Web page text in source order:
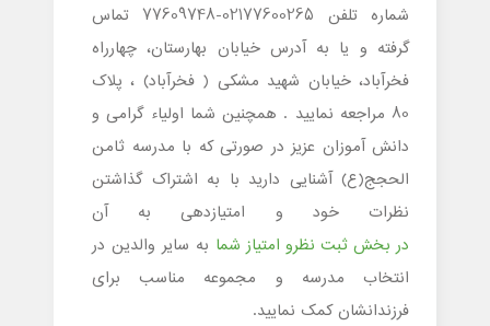
شماره تلفن 02177600265-77609748 تماس
گرفته و یا به آدرس خیابان بهارستان، چهارراه
فخرآباد، خیابان شهید مشکی ( فخرآباد) ، پلاک
80 مراجعه نمایید . همچنین شما اولیاء گرامی و
دانش آموزان عزیز در صورتی که با مدرسه ثامن
الحجج(ع) آشنایی دارید با به اشتراک گذاشتن
نظرات خود و امتیازدهی به آن
در بخش ثبت نظرو امتیاز شما به سایر والدین در
انتخاب مدرسه و مجموعه مناسب برای
فرزندانشان کمک نمایید.